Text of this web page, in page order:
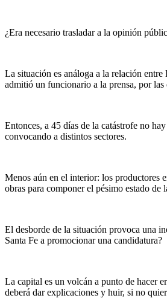
¿Era necesario trasladar a la opinión
La situación es análoga a la relación
admitió un funcionario a la prensa, por
Entonces, a 45 días de la catástrofe no
convocando a distintos sectores.
Menos aún en el interior: los productores
obras para componer el pésimo estado
El desborde de la situación provoca una
Santa Fe a promocionar una candidatura?
La capital es un volcán a punto de hacer
deberá dar explicaciones y huir, si no